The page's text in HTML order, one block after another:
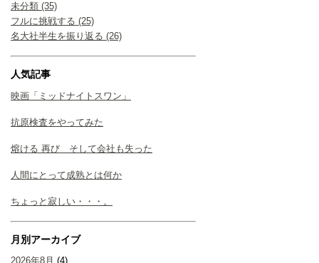
未分類 (35)
フルに挑戦する (25)
名大社半生を振り返る (26)
人気記事
映画「ミッドナイトスワン」
抗原検査をやってみた
熔ける 再び そして会社も失った
人間にとって成熟とは何か
ちょっと寂しい・・・。
月別アーカイブ
2026年8月 (4)